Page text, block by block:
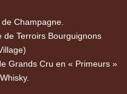
Champagne.
de Terroirs Bourguignons
Grands Cru en « Primeurs »